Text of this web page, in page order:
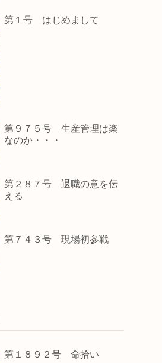
第１号 はじめまして
第９７５号 生産管理は楽
なのか・・・
第２８７号 退職の意を伝
える
第７４３号 現場初参戦
第１８９２号 命拾い